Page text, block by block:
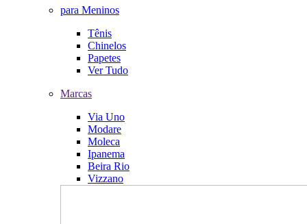
para Meninos
Tênis
Chinelos
Papetes
Ver Tudo
Marcas
Via Uno
Modare
Moleca
Ipanema
Beira Rio
Vizzano